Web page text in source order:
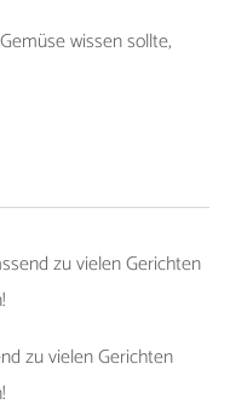
wissen sollte,
zu vielen Gerichten
zu vielen Gerichten